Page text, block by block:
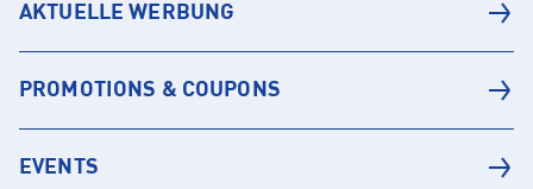
AKTUELLE WERBUNG
PROMOTIONS & COUPONS
EVENTS